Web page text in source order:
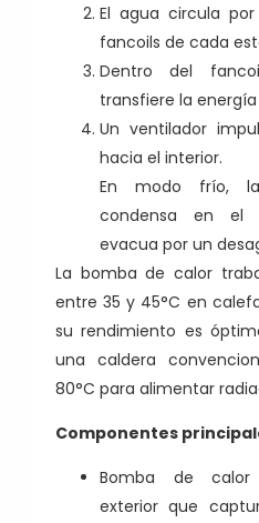
El agua circula
fancoils de cada
Dentro del
transfiere la
Un ventilador
hacia el interior.
En modo frío,
condensa en el
evacua por un
La bomba de calor
entre 35 y 45°C en
su rendimiento es
una caldera
80°C para alimentar
Componentes
Bomba de calor
exterior que